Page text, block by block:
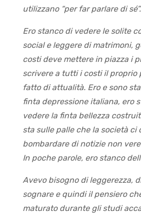
utilizzano “per far parlare di sé”.
Ero stanco di vedere le solite
social e leggere di matrimoni,
costi deve mettere in piazza i
scrivere a tutti i costi il proprio
fatto di attualità. Ero e sono
finta depressione italiana, ero
vedere la finta bellezza
sta sulle palle che la società ci
bombardare di notizie non
In poche parole, ero stanco
Avevo bisogno di leggerezza,
sognare e quindi il pensiero
maturato durante gli studi